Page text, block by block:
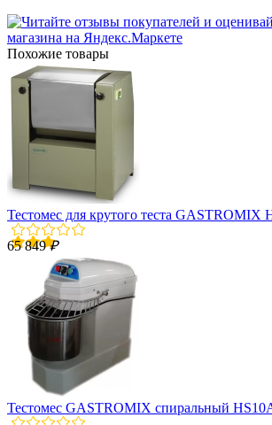
Похожие товары
Тестомес для крутого теста GASTROMIX
65 849₽
Тестомес GASTROMIX спиральный